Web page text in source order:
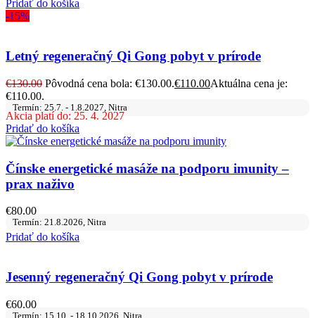
Pridať do košíka
-15%
Letný regeneračný Qi Gong pobyt v prírode
€130.00 Pôvodná cena bola: €130.00.€110.00Aktuálna cena je:
€110.00.
Termín: 25.7. - 1.8.2027, Nitra
Akcia platí do: 25. 4. 2027
Pridať do košíka
Čínske energetické masáže na podporu imunity –
prax naživo
€80.00
Termín: 21.8.2026, Nitra
Pridať do košíka
Jesenný regeneračný Qi Gong pobyt v prírode
€60.00
Termín: 15.10. - 18.10.2026, Nitra